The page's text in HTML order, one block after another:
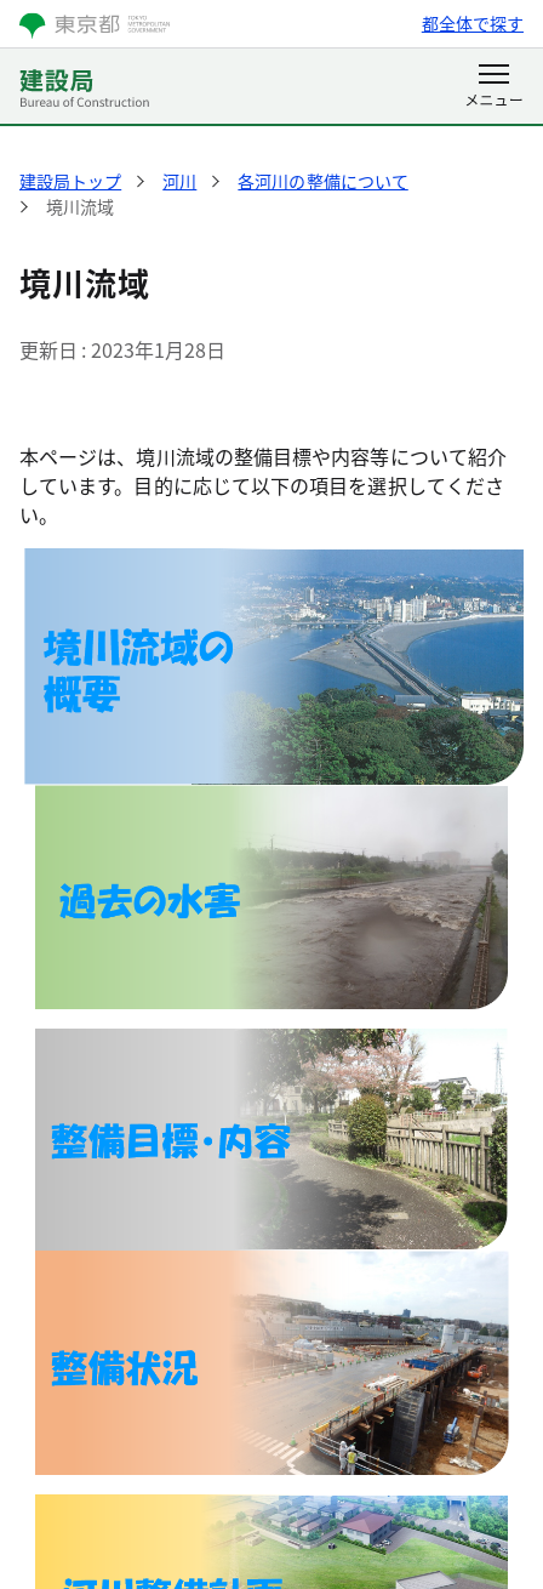
都全体で探す
建設局トップ 河川
各河川の整備について
境川流域
境川流域
更新日 2023年1月28日
本ページは、境川流域の整備目標や内容等について紹介
しています。目的に応じて以下の項目を選択してくださ
い。